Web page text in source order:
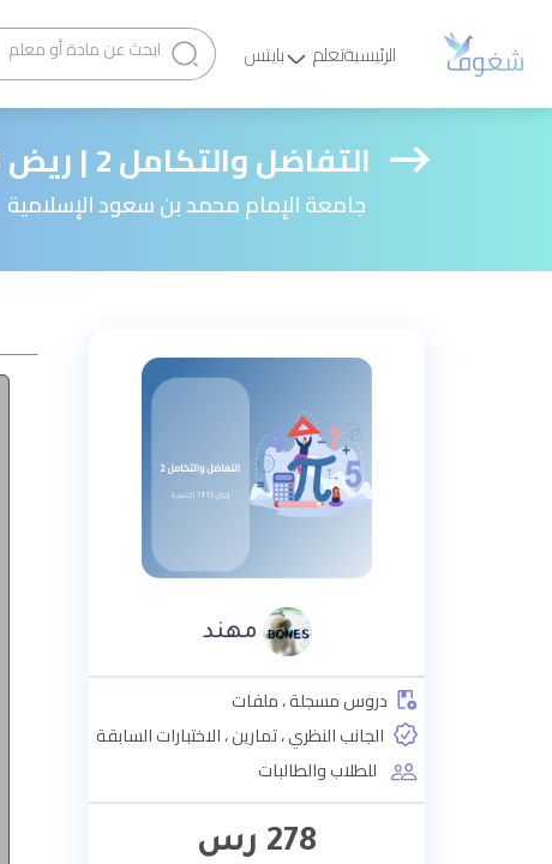
الرئيسيةتعلم بايتس
التفاضل والتكامل 2 | ريض 1113 (حاسب)
جامعة الإمام محمد بن سعود الإسلامية
مهند
دروس مسجلة ، ملفات
الجانب النظري ، تمارين ، الاختبارات السابقة
للطلاب والطالبات
278 رس